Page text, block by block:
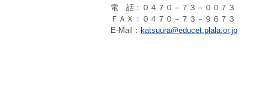
電 話：０４７０－７３－００７３
ＦＡＸ：０４７０－７３－９６７３
E-Mail： katsuura@educet.plala.or.jp